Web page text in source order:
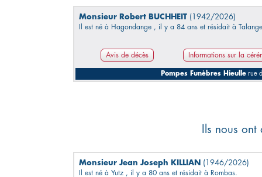
Monsieur Robert BUCHHEIT (1942/2026)
Il est né à Hagondange , il y a 84 ans et résidait à
Avis de décès Informations sur la
Pompes Funèbres Hieulle rue
Ils nous
Monsieur Jean Joseph KILLIAN (1946/2026)
Il est né à Yutz , il y a 80 ans et résidait à Rombas.